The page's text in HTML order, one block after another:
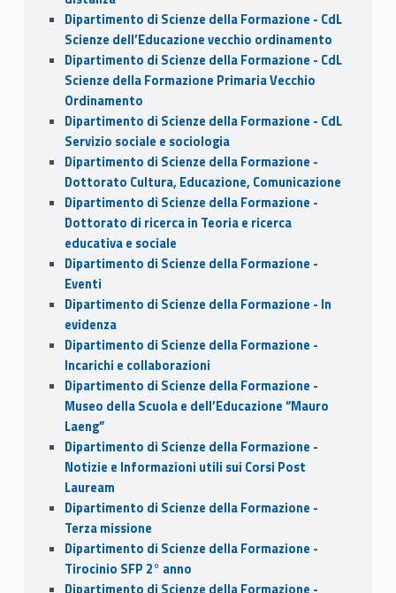
Dipartimento di Scienze della Formazione - CdL
Scienze dell’Educazione vecchio ordinamento
Dipartimento di Scienze della Formazione - CdL
Scienze della Formazione Primaria Vecchio
Ordinamento
Dipartimento di Scienze della Formazione - CdL
Servizio sociale e sociologia
Dipartimento di Scienze della Formazione -
Dottorato Cultura, Educazione, Comunicazione
Dipartimento di Scienze della Formazione -
Dottorato di ricerca in Teoria e ricerca
educativa e sociale
Dipartimento di Scienze della Formazione -
Eventi
Dipartimento di Scienze della Formazione - In
evidenza
Dipartimento di Scienze della Formazione -
Incarichi e collaborazioni
Dipartimento di Scienze della Formazione -
Museo della Scuola e dell’Educazione “Mauro
Laeng”
Dipartimento di Scienze della Formazione -
Notizie e Informazioni utili sui Corsi Post
Lauream
Dipartimento di Scienze della Formazione -
Terza missione
Dipartimento di Scienze della Formazione -
Tirocinio SFP 2° anno
Dipartimento di Scienze della Formazione -